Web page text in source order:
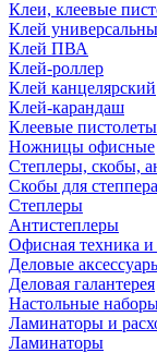
Клеи, клеевые
Клей
Клей ПВА
Клей-роллер
Клей канцелярский
Клей-карандаш
Клеевые пистолеты
Ножницы офисные
Степлеры, скобы,
Скобы для степпера
Степлеры
Антистеплеры
Офисная техника
Деловые
Деловая галантерея
Настольные
Ламинаторы и
Ламинаторы